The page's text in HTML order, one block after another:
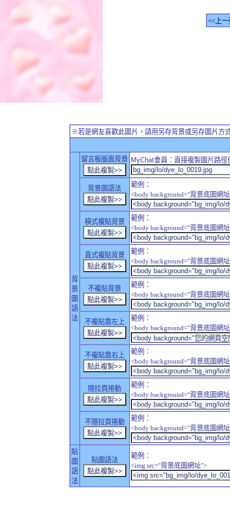
<<上一
※若是網友喜歡此圖片，請用另存背景或另存圖片方
背
景
圖
語
法
留言板版面背景 MyChat會員：直接複製圖片路
背景圖語法
範例：
<body background="背景底圖網
橫式複貼背景
範例：
<body background="背景底圖網
直式複貼背景
範例：
<body background="背景底圖網
不複貼背景
範例：
<body background="背景底圖網
不複貼靠左上
範例：
<body background="背景底圖網
不複貼靠右上
範例：
<body background="背景底圖網
隨拉頁捲動
範例：
<body background="背景底圖網
不隨拉頁捲動
範例：
<body background="背景底圖網
貼
圖
語
法
貼圖語法
範例：
<img src="背景底圖網址">